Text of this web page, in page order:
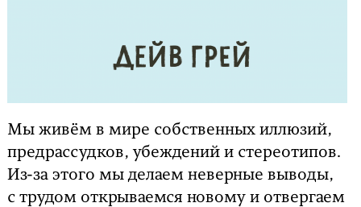
Мы живём в мире собственных иллюзий,
предрассудков, убеждений и стереотипов.
Из-за этого мы делаем неверные выводы,
с трудом открываемся новому и отвергаем